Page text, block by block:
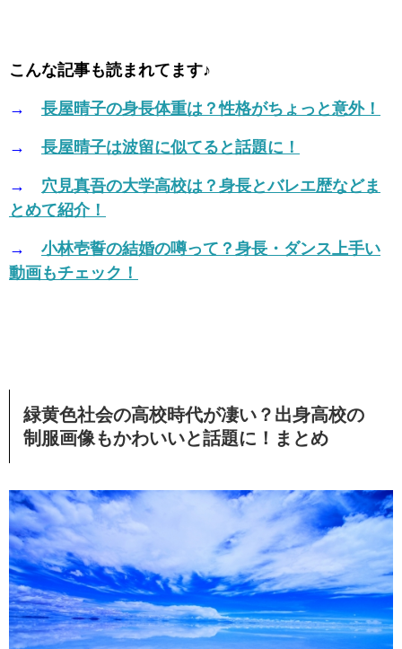
こんな記事も読まれてます♪
→ 長屋晴子の身長体重は？性格がちょっと意外！
→ 長屋晴子は波留に似てると話題に！
→ 穴見真吾の大学高校は？身長とバレエ歴などま
とめて紹介！
→ 小林壱誓の結婚の噂って？身長・ダンス上手い
動画もチェック！
緑黄色社会の高校時代が凄い？出身高校の
制服画像もかわいいと話題に！まとめ